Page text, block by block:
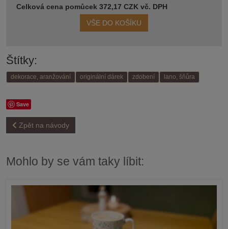
Celková cena pomůcek 372,17 CZK vč. DPH
VŠE DO KOŠÍKU
Štítky:
dekorace, aranžování originální dárek zdobení lano, šňůra
Save
Zpět na návody
Mohlo by se vám taky líbit: